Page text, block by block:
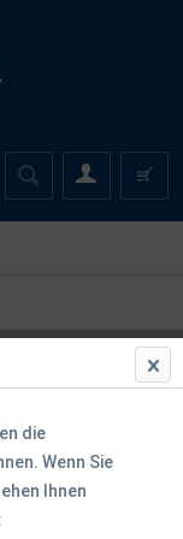
die
Wenn Sie
Ihnen